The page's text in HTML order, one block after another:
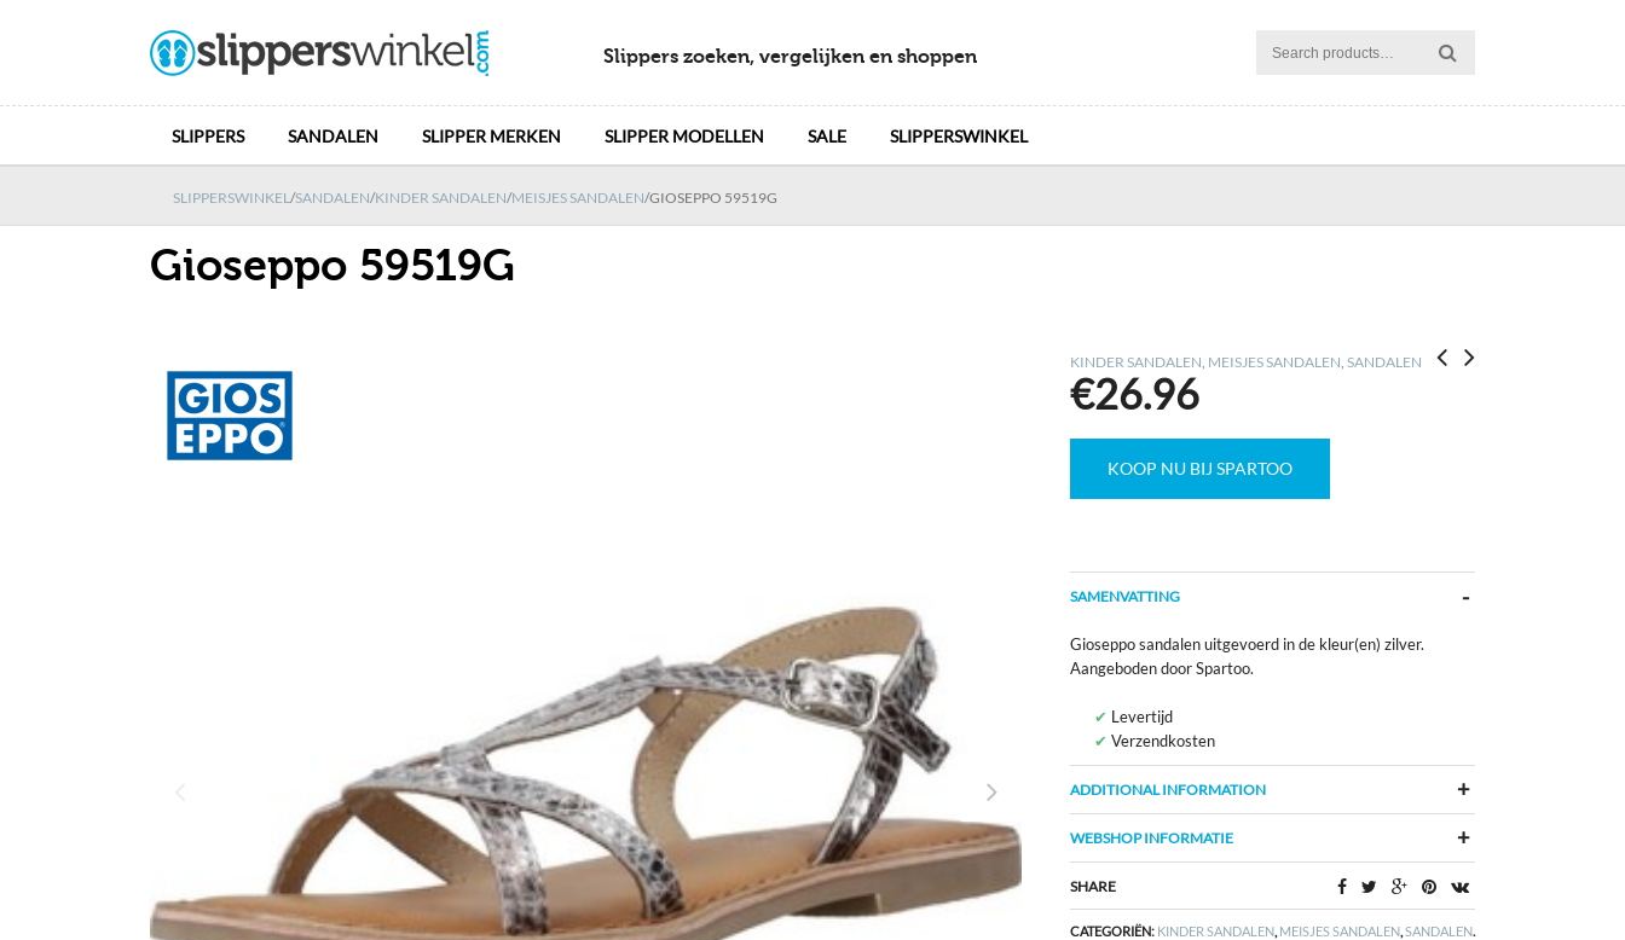
Slippers zoeken, vergelijken en shoppen
SLIPPERS SANDALEN SLIPPER MERKEN SLIPPER MODELLEN SALE SLIPPERSWINKEL
SLIPPERSWINKEL/SANDALEN/KINDER SANDALEN/MEISJES SANDALEN/GIOSEPPO 59519G
Gioseppo 59519G
KINDER SANDALEN, MEISJES SANDALEN, SANDALEN
€26.96
KOOP NU BIJ SPARTOO
SAMENVATTING
Gioseppo sandalen uitgevoerd in de kleur(en) zilver.
Aangeboden door Spartoo.
Levertijd
Verzendkosten
ADDITIONAL INFORMATION
WEBSHOP INFORMATIE
SHARE
CATEGORIËN: KINDER SANDALEN, MEISJES SANDALEN,SANDALEN.